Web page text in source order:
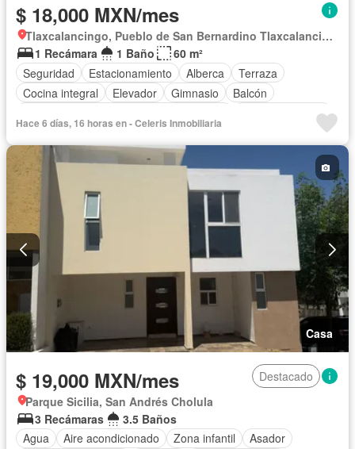
$ 18,000 MXN/mes
Tlaxcalancingo, Pueblo de San Bernardino Tlaxcalancingo
1 Recámara
1 Baño
60 m²
Seguridad
Estacionamiento Alberca
Terraza
Cocina integral
Elevador Gimnasio
Balcón
Cocina equipada
Zona infantil
Sala polivalente Internet
Circuito cerrado de televisión
Azotea
Calefacción
Televisión por cable Asador
Chimenea
Vista panorámica
Recámara con closet
Wifi
Conserje
Caseta de vigilancia
Completamente amueblado
Hace 6 días, 16 horas en - Celeris Inmobiliaria
Casa
$ 19,000 MXN/mes
Destacado
Parque Sicilia, San Andrés Cholula
3 Recámaras
3.5 Baños
Agua
Aire acondicionado Zona infantil
Asador